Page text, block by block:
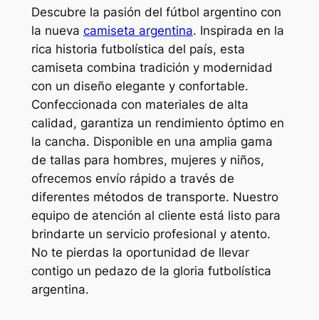
Descubre la pasión del fútbol argentino con
la nueva camiseta argentina. Inspirada en la
rica historia futbolística del país, esta
camiseta combina tradición y modernidad
con un diseño elegante y confortable.
Confeccionada con materiales de alta
calidad, garantiza un rendimiento óptimo en
la cancha. Disponible en una amplia gama
de tallas para hombres, mujeres y niños,
ofrecemos envío rápido a través de
diferentes métodos de transporte. Nuestro
equipo de atención al cliente está listo para
brindarte un servicio profesional y atento.
No te pierdas la oportunidad de llevar
contigo un pedazo de la gloria futbolística
argentina.